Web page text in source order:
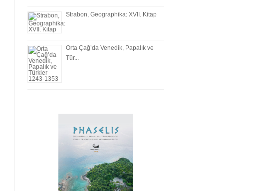
Strabon, Geographika: XVII. Kitap
Orta Çağ’da Venedik, Papalık ve
Tür...